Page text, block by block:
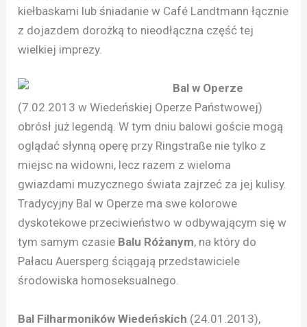
kiełbaskami lub śniadanie w Café Landtmann łącznie
z dojazdem dorożką to nieodłączna część tej
wielkiej imprezy.
Bal w Operze
(7.02.2013 w Wiedeńskiej Operze Państwowej)
obrósł już legendą. W tym dniu balowi goście mogą
oglądać słynną operę przy Ringstraße nie tylko z
miejsc na widowni, lecz razem z wieloma
gwiazdami muzycznego świata zajrzeć za jej kulisy.
Tradycyjny Bal w Operze ma swe kolorowe
dyskotekowe przeciwieństwo w odbywającym się w
tym samym czasie Balu Różanym, na który do
Pałacu Auersperg ściągają przedstawiciele
środowiska homoseksualnego.
Bal Filharmoników Wiedeńskich (24.01.2013),